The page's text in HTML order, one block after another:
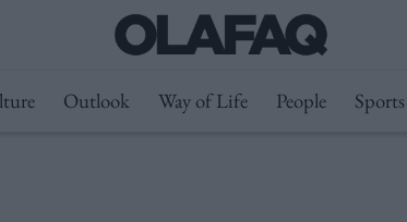
Outlook Way of Life People Sports